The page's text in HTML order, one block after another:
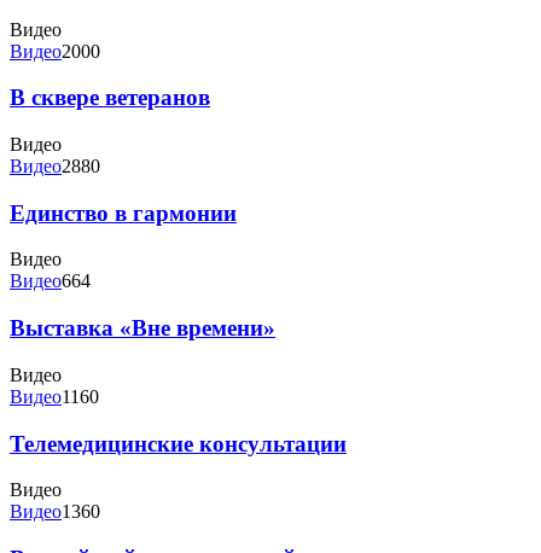
Видео
Видео2000
В сквере ветеранов
Видео
Видео2880
Единство в гармонии
Видео
Видео664
Выставка «Вне времени»
Видео
Видео1160
Телемедицинские консультации
Видео
Видео1360